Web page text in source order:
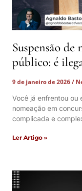
Suspensão de
público: é
9 de janeiro de 2026
Você já enfrentou ou
nomeação em
complicada e
Ler Artigo »